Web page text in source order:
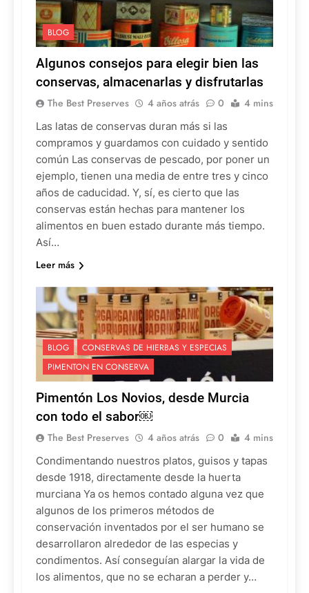
BLOG
Algunos consejos para elegir bien las
conservas, almacenarlas y disfrutarlas
The Best Preserves 4 años atrás 0 4 mins
Las latas de conservas duran más si las
compramos y guardamos con cuidado y sentido
común Las conservas de pescado, por poner un
ejemplo, tienen una media de entre tres y cinco
años de caducidad. Y, sí, es cierto que las
conservas están hechas para mantener los
alimentos en buen estado durante más tiempo.
Así…
Leer más
BLOG
CONSERVAS DE HIERBAS Y ESPECIAS
PIMENTON EN CONSERVA
Pimentón Los Novios, desde Murcia
con todo el sabor￼
The Best Preserves 4 años atrás 0 4 mins
Condimentando nuestros platos, guisos y tapas
desde 1918, directamente desde la huerta
murciana Ya os hemos contado alguna vez que
algunos de los primeros métodos de
conservación inventados por el ser humano se
desarrollaron alrededor de las especias y
condimentos. Así conseguían alargar la vida de
los alimentos, que no se echaran a perder y…